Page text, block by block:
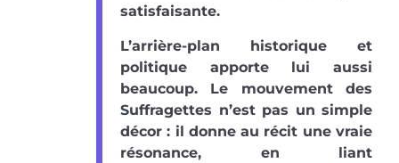
satisfaisante.
L’arrière-plan historique et
politique apporte lui aussi
beaucoup. Le mouvement des
Suffragettes n’est pas un simple
décor : il donne au récit une vraie
résonance, en liant